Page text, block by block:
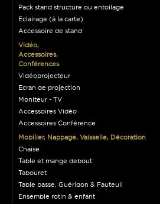
Pack stand structure ou entoilage
Eclairage (à la carte)
Accessoire de stand
Vidéo,
Accessoires,
Conférences
Vidéoprojecteur
Ecran de projection
Moniteur - TV
Accessoires Vidéo
Accessoires Conférence
Mobilier, Nappage, Vaisselle, Décoration
Chaise
Table et mange debout
Tabouret
Table basse, Guéridon & Fauteuil
Ensemble rotin & enfant